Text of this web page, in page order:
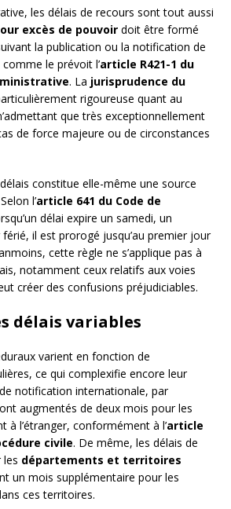
les délais de recours sont tout aussi
excès de pouvoir doit être formé
la publication ou la notification de
le prévoit l’article R421-1 du
. La jurisprudence du
rigoureuse quant au
que très exceptionnellement
de force majeure ou de circonstances
constitue elle-même une source
l’article 641 du Code de
délai expire un samedi, un
il est prorogé jusqu’au premier jour
cette règle ne s’applique pas à
notamment ceux relatifs aux voies
créer des confusions préjudiciables.
délais variables
varient en fonction de
ce qui complexifie encore leur
notification internationale, par
augmentés de deux mois pour les
à l’étranger, conformément à l’article
civile. De même, les délais de
les départements et territoires
un mois supplémentaire pour les
ces territoires.